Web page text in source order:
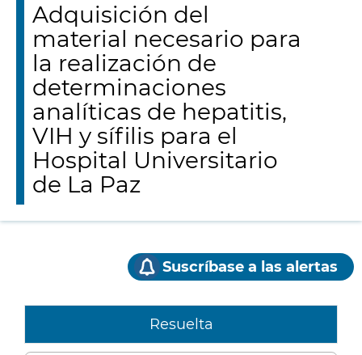
Adquisición del
material necesario para
la realización de
determinaciones
analíticas de hepatitis,
VIH y sífilis para el
Hospital Universitario
de La Paz
Suscríbase a las alertas
Resuelta